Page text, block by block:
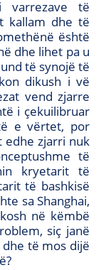
varrezave të
kallam dhe të
është
dhe lihet pa u
të synojë të
dikush i vë
vend zjarre
i çekuilibruar
e vërtet, por
edhe zjarri nuk
të
kryetarit të
të bashkisë
sa Shanghai,
në këmbë
siç janë
të mos dijë